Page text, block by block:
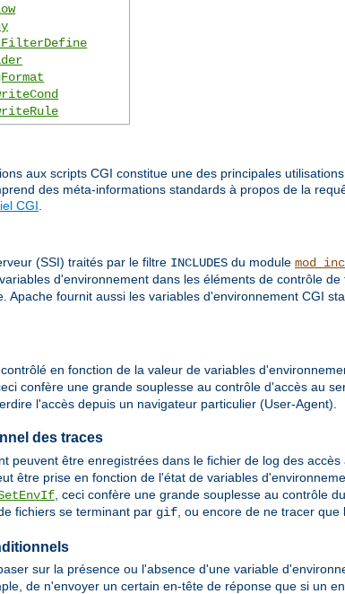
aux scripts CGI constitue une des principales
des méta-informations standards à propos de la
CGI
(SSI) traités par le filtre INCLUDES du module
d'environnement dans les éléments de contrôle
Apache fournit aussi les variables d'environnement CGI
en fonction de la valeur de variables
confère une grande souplesse au contrôle d'accès au
l'accès depuis un navigateur particulier (User-Agent).
des traces
peuvent être enregistrées dans le fichier de log des accès
être prise en fonction de l'état de variables
, ceci confère une grande souplesse au contrôle
fichiers se terminant par gif , ou encore de ne tracer
sur la présence ou l'absence d'une variable
de n'envoyer un certain en-tête de réponse que si un